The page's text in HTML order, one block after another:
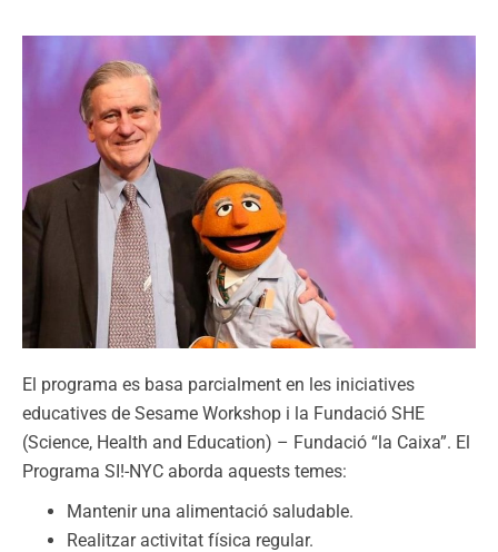
El programa es basa parcialment en les iniciatives
educatives de Sesame Workshop i la Fundació SHE
(Science, Health and Education) – Fundació “la Caixa”. El
Programa SI!-NYC aborda aquests temes:
Mantenir una alimentació saludable.
Realitzar activitat física regular.